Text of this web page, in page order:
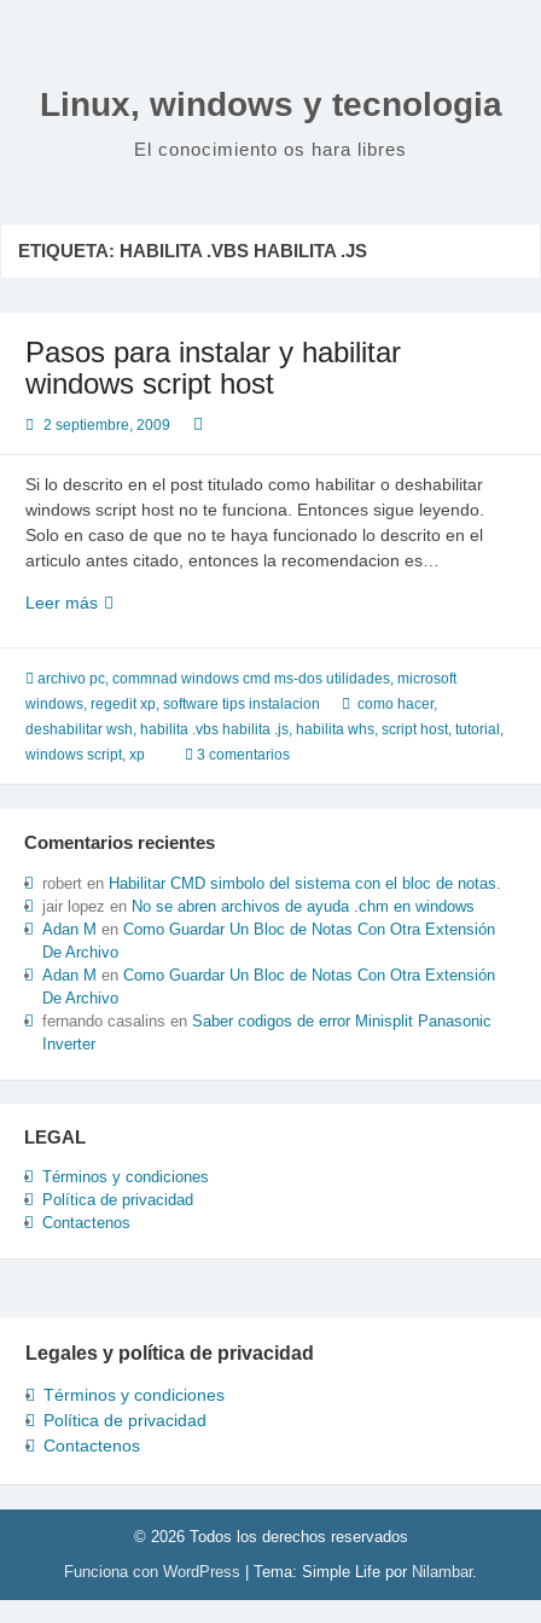
Linux, windows y tecnologia
El conocimiento os hara libres
ETIQUETA: HABILITA .VBS HABILITA .JS
Pasos para instalar y habilitar
windows script host
2 septiembre, 2009
Si lo descrito en el post titulado como habilitar o deshabilitar
windows script host no te funciona. Entonces sigue leyendo.
Solo en caso de que no te haya funcionado lo descrito en el
articulo antes citado, entonces la recomendacion es…
Leer másPasos
y
habilitar
windows
script
host
archivo pc, commnad windows cmd ms-dos utilidades, microsoft
windows, regedit xp, software tips instalacion como hacer,
deshabilitar wsh, habilita .vbs habilita .js, habilita whs, script host, tutorial ,
windows script, xp 3 comentarios
Comentarios recientes
roberten Habilitar CMD simbolo del sistema con el bloc de notas.
jair lopez en No se abren archivos de ayuda .chm en windows
Adan M en Como Guardar Un Bloc de Notas Con Otra Extensión
De Archivo
Adan M en Como Guardar Un Bloc de Notas Con Otra Extensión
De Archivo
fernando casalins en Saber codigos de error Minisplit Panasonic
Inverter
LEGAL
Términos y condiciones
Política de privacidad
Contactenos
Legales y política de privacidad
Términos y condiciones
Política de privacidad
Contactenos
© 2026 Todos los derechos reservados
Funciona con WordPress
Tema: Simple Life por Nilambar.